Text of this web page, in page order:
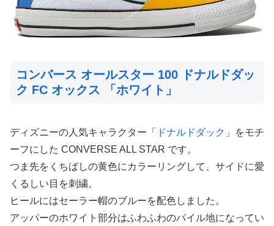
コンバース オールスター 100 ドナルドダッ
ク FC オックス 「ホワイト」
ディズニーの人気キャラクター「 ドナルドダック 」をモチ
ーフにした CONVERSE ALL STAR です。
つま先をくちばしの黄色にカラーリングして、サイドに愛
くるしい目を刺繍。
ヒールにはセーラー帽のブルーを配色しました。
アッパーのホワイト部分はふわふわのパイル地になってい